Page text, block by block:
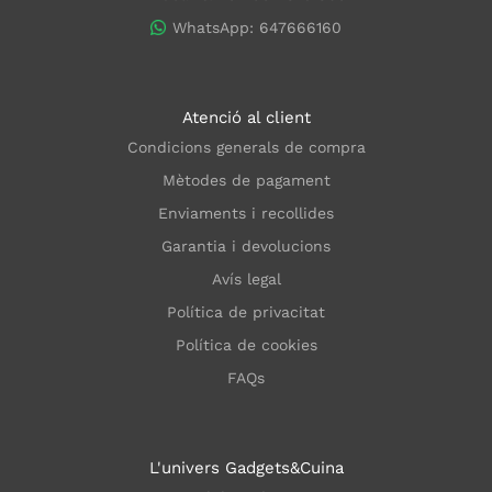
WhatsApp: 647666160
Atenció al client
Condicions generals de compra
Mètodes de pagament
Enviaments i recollides
Garantia i devolucions
Avís legal
Política de privacitat
Política de cookies
FAQs
L'univers Gadgets&Cuina